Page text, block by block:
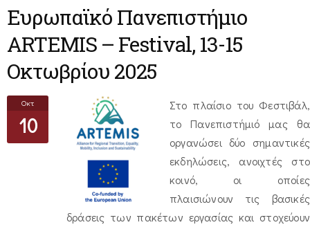
Ευρωπαϊκό Πανεπιστήμιο
ARTEMIS – Festival, 13-15
Οκτωβρίου 2025
Οκτ
10
Στο πλαίσιο του Φεστιβάλ,
το Πανεπιστήμιό μας θα
οργανώσει δύο σημαντικές
εκδηλώσεις, ανοιχτές στο
κοινό, οι οποίες
πλαισιώνουν τις βασικές
δράσεις των πακέτων εργασίας και στοχεύουν